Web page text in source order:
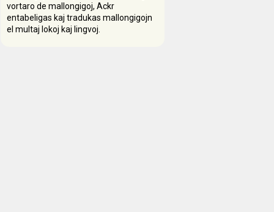
vortaro de mallongigoj, Ackr
entabeligas kaj tradukas mallongigojn
el multaj lokoj kaj lingvoj.